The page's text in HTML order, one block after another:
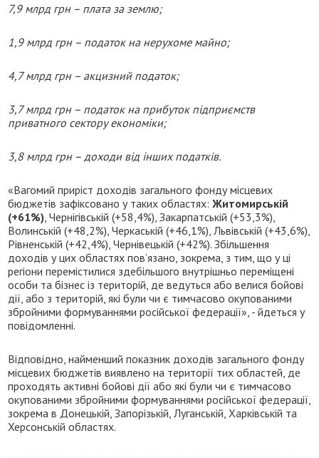
7,9 млрд грн – плата за землю;
1,9 млрд грн – податок на нерухоме майно;
4,7 млрд грн – акцизний податок;
3,7 млрд грн – податок на прибуток підприємств
приватного сектору економіки;
3,8 млрд грн – доходи від інших податків.
«Вагомий приріст доходів загального фонду місцевих
бюджетів зафіксовано у таких областях:Житомирській
(+61%) , Чернігівській (+58,4%), Закарпатській (+53,3%),
Волинській (+48,2%), Черкаській (+46,1%), Львівській (+43,6%),
Рівненській (+42,4%), Чернівецькій (+42%). Збільшення
доходів у цих областях пов’язано, зокрема, з тим, що у ці
регіони перемістилися здебільшого внутрішньо переміщені
особи та бізнес із територій, де ведуться або велися бойові
дії, або з територій, які були чи є тимчасово окупованими
збройними формуваннями російської федерації», - йдеться у
повідомленні.
Відповідно, найменший показник доходів загального фонду
місцевих бюджетів виявлено на території тих областей, де
проходять активні бойові дії або які були чи є тимчасово
окупованими збройними формуваннями російської федерації,
зокрема в Донецькій, Запорізькій, Луганській, Харківській та
Херсонській областях.